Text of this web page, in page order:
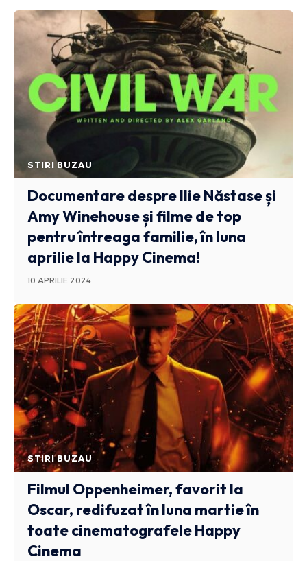
STIRI BUZAU
Documentare despre Ilie Năstase și
Amy Winehouse și filme de top
pentru întreaga familie, în luna
aprilie la Happy Cinema!
10 APRILIE 2024
STIRI BUZAU
Filmul Oppenheimer, favorit la
Oscar, redifuzat în luna martie în
toate cinematografele Happy
Cinema